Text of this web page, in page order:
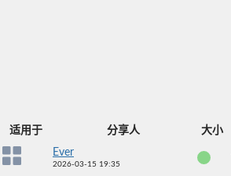
适用于 分享人 大小
Ever
2026-03-15 19:35